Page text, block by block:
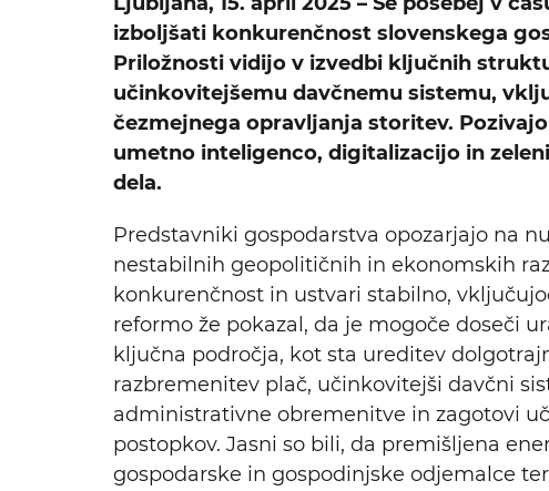
izboljšati konkurenčnost slovenskega
Priložnosti vidijo v izvedbi ključnih
učinkovitejšemu davčnemu sistemu,
čezmejnega opravljanja storitev.
umetno inteligenco, digitalizacijo in
dela.
Predstavniki gospodarstva opozarjajo na
nestabilnih geopolitičnih in ekonomskih
konkurenčnost in ustvari stabilno,
reformo že pokazal, da je mogoče doseči
ključna področja, kot sta ureditev
razbremenitev plač, učinkovitejši davčni
administrativne obremenitve in zagotovi
postopkov. Jasni so bili, da premišljena
gospodarske in gospodinjske odjemalce